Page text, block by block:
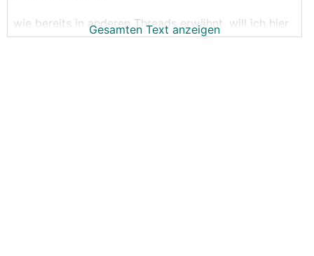
wie bereits in anderen Threads erwähnt, will ich hier
das jeden Sommer wiederaufkommende Thema
Gesamten Text anzeigen